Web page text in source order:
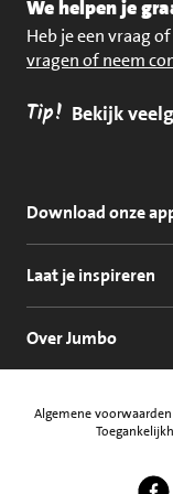
We helpen je
Heb je een vraag
vragen of neem
Tip! Bekijk
Download onze
Laat je inspireren
Over Jumbo
Algemene voorwaarden
Volg